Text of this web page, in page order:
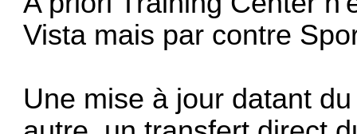
Vista mais par contre
Une mise à jour datant